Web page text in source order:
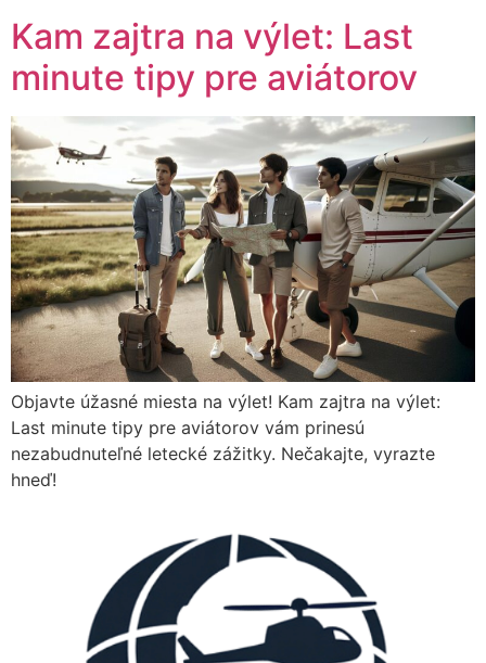
Kam zajtra na výlet: Last
minute tipy pre aviátorov
Objavte úžasné miesta na výlet! Kam zajtra na výlet:
Last minute tipy pre aviátorov vám prinesú
nezabudnuteľné letecké zážitky. Nečakajte, vyrazte
hneď!